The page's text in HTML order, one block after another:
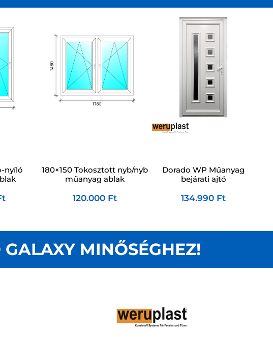
nyíló
180×150 Tokosztott nyb/nyb
műanyag ablak
120.000 Ft
Dorado WP Műanyag
bejárati ajtó
134.990 Ft
MINŐSÉGHEZ!